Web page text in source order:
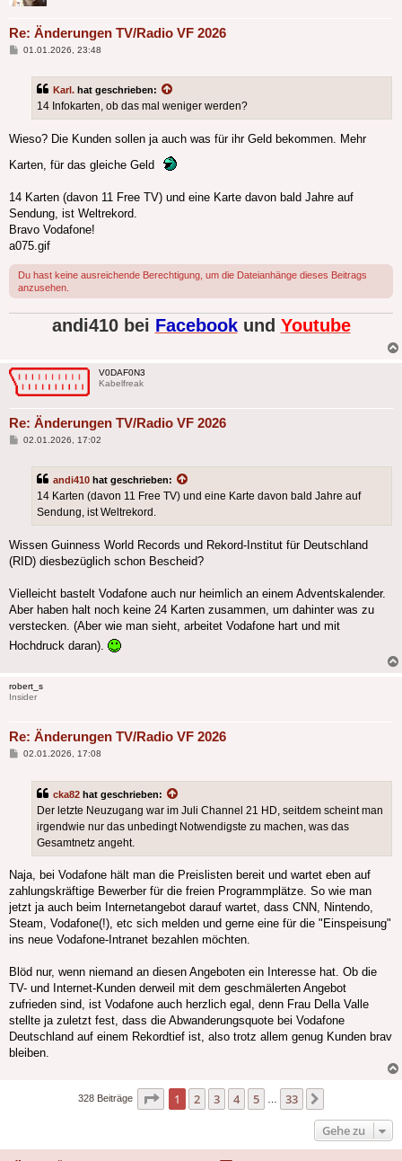
Re: Änderungen TV/Radio VF 2026
Beitrag
01.01.2026, 23:48
Karl. hat geschrieben:
14 Infokarten, ob das mal weniger werden?
Wieso? Die Kunden sollen ja auch was für ihr Geld bekommen. Mehr
Karten, für das gleiche Geld
14 Karten (davon 11 Free TV) und eine Karte davon bald Jahre auf
Sendung, ist Weltrekord.
Bravo Vodafone!
a075.gif
Du hast keine ausreichende Berechtigung, um die Dateianhänge dieses Beitrags
anzusehen.
andi410 bei Facebookund Youtube
V0DAF0N3
Kabelfreak
Re: Änderungen TV/Radio VF 2026
Beitrag
02.01.2026, 17:02
andi410 hat geschrieben:
14 Karten (davon 11 Free TV) und eine Karte davon bald Jahre auf
Sendung, ist Weltrekord.
Wissen Guinness World Records und Rekord-Institut für Deutschland
(RID) diesbezüglich schon Bescheid?
Vielleicht bastelt Vodafone auch nur heimlich an einem Adventskalender.
Aber haben halt noch keine 24 Karten zusammen, um dahinter was zu
verstecken. (Aber wie man sieht, arbeitet Vodafone hart und mit
Hochdruck daran).
robert_s
Insider
Re: Änderungen TV/Radio VF 2026
Beitrag
02.01.2026, 17:08
cka82 hat geschrieben:
Der letzte Neuzugang war im Juli Channel 21 HD, seitdem scheint man
irgendwie nur das unbedingt Notwendigste zu machen, was das
Gesamtnetz angeht.
Naja, bei Vodafone hält man die Preislisten bereit und wartet eben auf
zahlungskräftige Bewerber für die freien Programmplätze. So wie man
jetzt ja auch beim Internetangebot darauf wartet, dass CNN, Nintendo,
Steam, Vodafone(!), etc sich melden und gerne eine für die "Einspeisung"
ins neue Vodafone-Intranet bezahlen möchten.
Blöd nur, wenn niemand an diesen Angeboten ein Interesse hat. Ob die
TV- und Internet-Kunden derweil mit dem geschmälerten Angebot
zufrieden sind, ist Vodafone auch herzlich egal, denn Frau Della Valle
stellte ja zuletzt fest, dass die Abwanderungsquote bei Vodafone
Deutschland auf einem Rekordtief ist, also trotz allem genug Kunden brav
bleiben.
328 Beiträge Seite 1von 33
1 2 3 4 5 33
Gehe zu